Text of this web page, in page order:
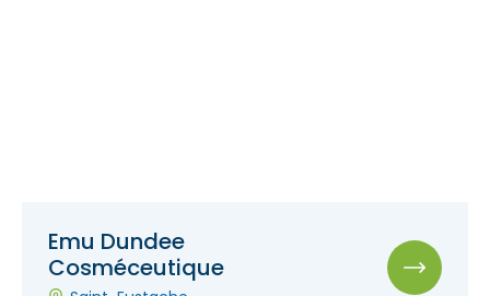
Emu Dundee
Cosméceutique